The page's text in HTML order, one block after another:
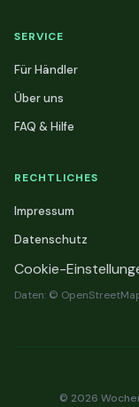
SERVICE
Für Händler
Über uns
FAQ & Hilfe
RECHTLICHES
Impressum
Datenschutz
Cookie-
Daten: ©
© 2026